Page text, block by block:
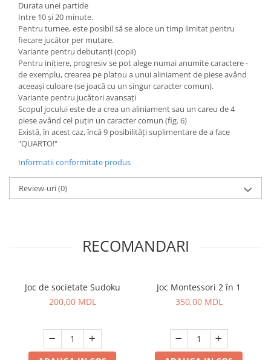
Durata unei partide
Intre 10 şi 20 minute.
Pentru turnee, este posibil să se aloce un timp limitat pentru
fiecare jucător per mutare.
Variante pentru debutanți (copii)
Pentru inițiere, progresiv se pot alege numai anumite caractere -
de exemplu, crearea pe platou a unui aliniament de piese având
aceeaşi culoare (se joacă cu un singur caracter comun).
Variante pentru jucători avansați
Scopul jocului este de a crea un aliniament sau un careu de 4
piese având cel puțin un caracter comun (fig. 6)
Există, în acest caz, încă 9 posibilități suplimentare de a face
"QUARTO!"
Informatii conformitate produs
Review-uri(0)
RECOMANDARI
Joc de societate Sudoku
200,00 MDL
Joc Montessori 2 în 1
350,00 MDL